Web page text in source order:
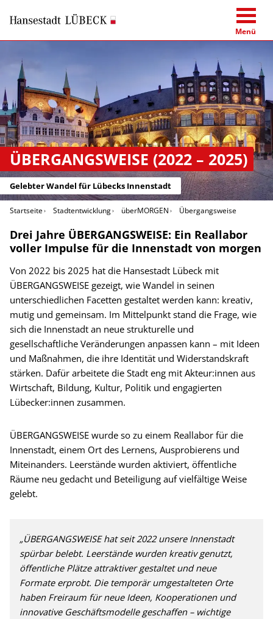
Menü
ÜBERGANGSWEISE (2022 – 2025)
Gelebter Wandel für Lübecks Innenstadt
Startseite Stadtentwicklung überMORGEN Übergangsweise
Drei Jahre ÜBERGANGSWEISE: Ein Reallabor
voller Impulse für die Innenstadt von morgen
Von 2022 bis 2025 hat die Hansestadt Lübeck mit
ÜBERGANGSWEISE gezeigt, wie Wandel in seinen
unterschiedlichen Facetten gestaltet werden kann: kreativ,
mutig und gemeinsam. Im Mittelpunkt stand die Frage, wie
sich die Innenstadt an neue strukturelle und
gesellschaftliche Veränderungen anpassen kann – mit Ideen
und Maßnahmen, die ihre Identität und Widerstandskraft
stärken. Dafür arbeitete die Stadt eng mit Akteur:innen aus
Wirtschaft, Bildung, Kultur, Politik und engagierten
Lübecker:innen zusammen.
ÜBERGANGSWEISE wurde so zu einem Reallabor für die
Innenstadt, einem Ort des Lernens, Ausprobierens und
Miteinanders. Leerstände wurden aktiviert, öffentliche
Räume neu gedacht und Beteiligung auf vielfältige Weise
gelebt.
„ÜBERGANGSWEISE hat seit 2022 unsere Innenstadt
spürbar belebt. Leerstände wurden kreativ genutzt,
öffentliche Plätze attraktiver gestaltet und neue
Formate erprobt. Die temporär umgestalteten Orte
haben Freiraum für neue Ideen, Kooperationen und
innovative Geschäftsmodelle geschaffen – wichtige